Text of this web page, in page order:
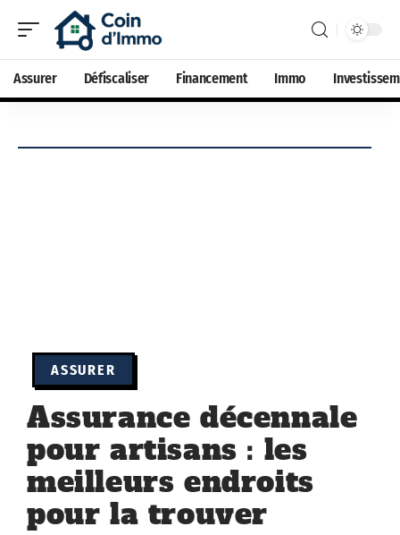
Assurer Défiscaliser Financement Immo
ASSURER
Assurance décennale
pour artisans : les
meilleurs endroits
pour la trouver